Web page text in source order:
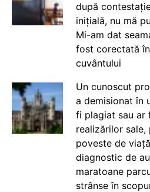
după
inițială, nu mă
Mi-am dat
fost corectată
cuvântului
Un cunoscut
a demisionat în
fi plagiat sau ar
realizărilor
poveste de
diagnostic de
maratoane
strânse în